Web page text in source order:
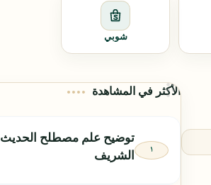
شوبي
الأكثر في المشاهدة
توضيح علم مصطلح الحديث
الشريف